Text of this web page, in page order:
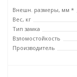
Внешн. размеры, мм *
Вес, кг
Тип замка
Взломостойкость
Производитель